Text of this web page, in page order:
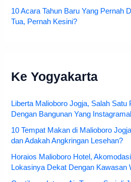
10 Acara Tahun Baru Yang Pernah
Tua, Pernah Kesini?
Ke Yogyakarta
Liberta Malioboro Jogja, Salah Satu
Dengan Bangunan Yang
10 Tempat Makan di Malioboro
dan Adakah Angkringan Lesehan?
Horaios Malioboro Hotel,
Lokasinya Dekat Dengan Kawasan